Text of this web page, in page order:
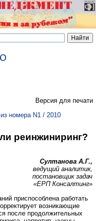
Версия для печати
номера N1 / 2010
реинжиниринг?
Султанова А.Г.,
ведущий аналитик,
постановщик задач
«ЕРП Консалтинг»
приспособлена работать
возникающие
после продолжительных